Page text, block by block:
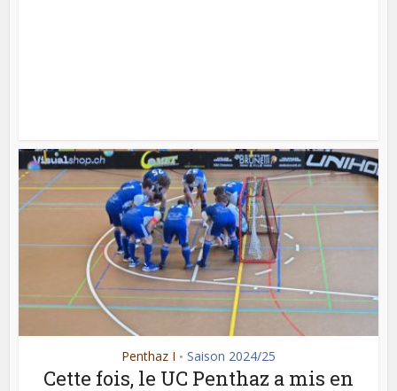
Penthaz I • Saison 2024/25
Cette fois, le UC Penthaz a mis en